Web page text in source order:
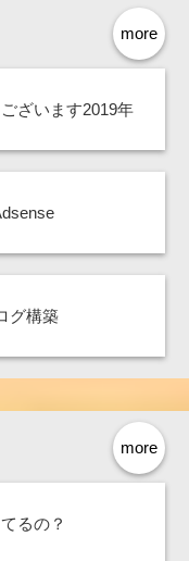
more
ざいます2019年
グ構築
more
るの？